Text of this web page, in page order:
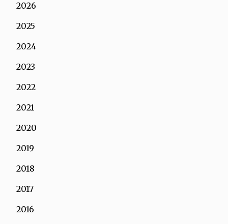
2026
2025
2024
2023
2022
2021
2020
2019
2018
2017
2016